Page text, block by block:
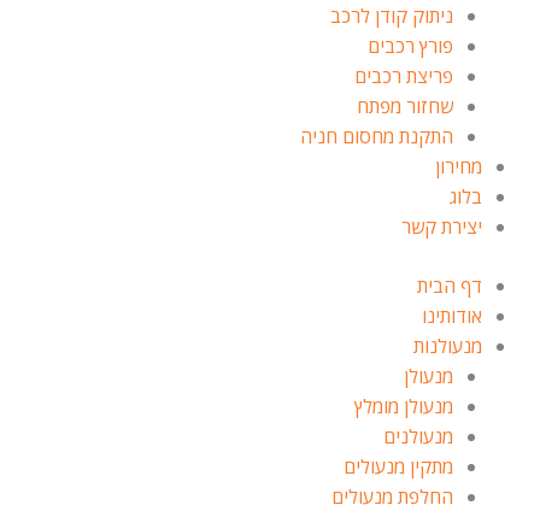
ניתוק קודן לרכב
פורץ רכבים
פריצת רכבים
שחזור מפתח
התקנת מחסום חניה
מחירון
בלוג
יצירת קשר
דף הבית
אודותינו
מנעולנות
מנעולן
מנעולן מומלץ
מנעולנים
מתקין מנעולים
החלפת מנעולים